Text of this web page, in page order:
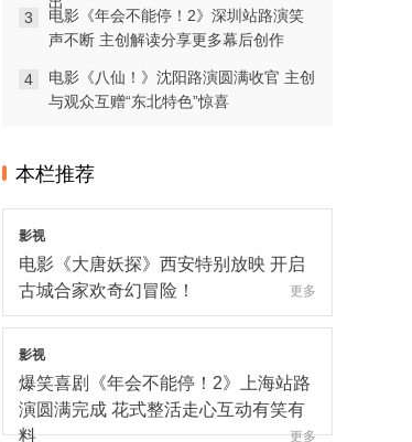
3
电影《年会不能停！2》深圳站路演笑
声不断 主创解读分享更多幕后创作
4
电影《八仙！》沈阳路演圆满收官 主创
与观众互赠“东北特色”惊喜
本栏推荐
翰墨留章·光影追梦：1992造梦局开街
暨第二届“中子星·小说月报影视改编价
值潜力榜”发布会在盐城举行
更多
岛”片段 点映口碑升温引共鸣
影视
惊悚大片《逃出绝命街》曝中国独家
海报 恐龙步步紧逼压迫感拉满
更多
影视
电影《大唐妖探》西安特别放映 开启
古城合家欢奇幻冒险！
更多